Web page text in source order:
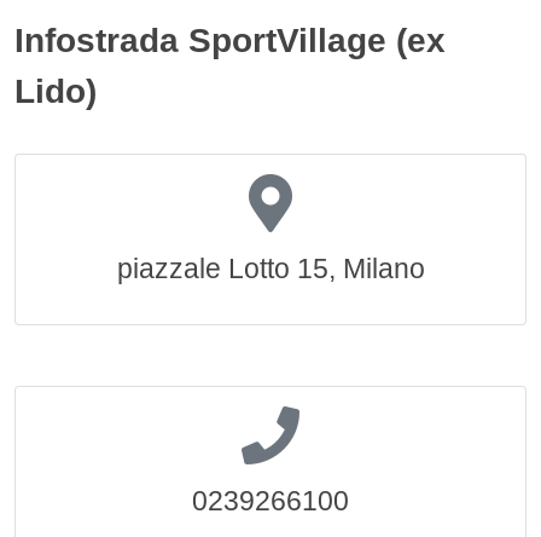
Infostrada SportVillage (ex
Lido)
piazzale Lotto 15, Milano
0239266100